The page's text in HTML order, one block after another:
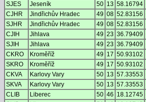
SJES
Jeseník 50 13 58.16794
CJHR
Jindřichův Hradec 49 08 52.83156
SJHR
Jindřichův Hradec 49 08 52.83156
CJIH
Jihlava 49 23 36.79409
SJIH
Jihlava 49 23 36.79409
CKRO
Kroměříž 49 17 50.93102
SKRO
Kroměříž 49 17 50.93102
CKVA
Karlovy Vary 50 13 57.33553
SKVA
Karlovy Vary 50 13 57.33553
CLIB
Liberec 50 46 18.12745